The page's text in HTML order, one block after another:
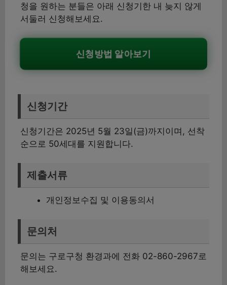
청을 원하는 분들은 아래 신청기한 내 늦지 않게
서둘러 신청해보세요.
신청방법 알아보기
신청기간
신청기간은 2025년 5월 23일(금)까지이며, 선착
순으로 50세대를 지원합니다.
제출서류
개인정보수집 및 이용동의서
문의처
문의는 구로구청 환경과에 전화 02-860-2967로
해보세요.